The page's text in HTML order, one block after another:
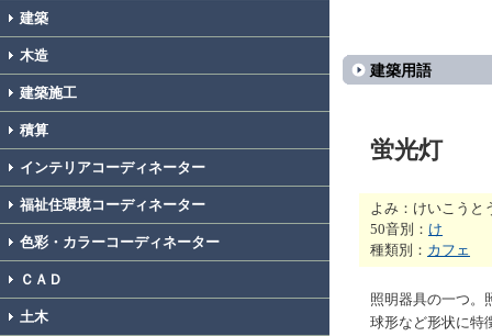
建築
木造
建築施工
積算
インテリアコーディネーター
福祉住環境コーディネーター
色彩・カラーコーディネーター
ＣＡＤ
土木
建築用語
蛍光灯
よみ：けいこうと
50音別： け
種類別： カフェ
照明器具の一つ。
球形など形状に特